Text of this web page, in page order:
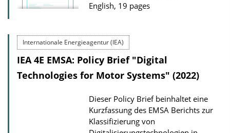
English, 19 pages
Internationale Energieagentur (IEA)
IEA 4E EMSA: Policy Brief "Digital
Technologies for Motor Systems" (2022)
Dieser Policy Brief beinhaltet eine
Kurzfassung des EMSA Berichts zur
Klassifizierung von